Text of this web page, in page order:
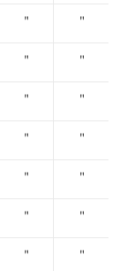
" "
" "
" "
" "
" "
" "
" "